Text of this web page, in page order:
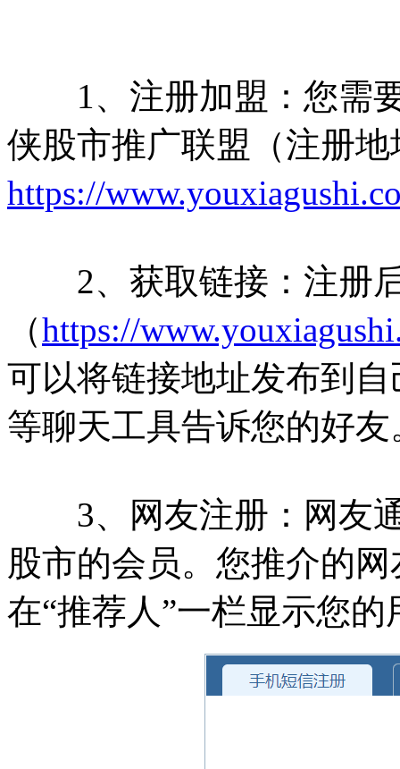
1、注册加盟：您需要
侠股市推广联盟（注册地
https://
2、获取链接：注册
（https://
可以将链接地址发布到
等聊天工具告诉您的好友
3、网友注册：网友通
股市的会员。您推介的
在“推荐人”一栏显示您的